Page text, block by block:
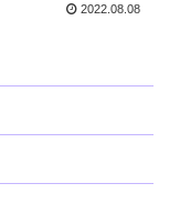
2022.08.08